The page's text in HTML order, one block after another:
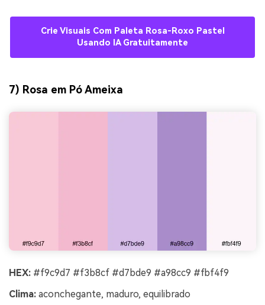
Crie Visuais Com Paleta Rosa-Roxo Pastel
Usando IA Gratuitamente
7) Rosa em Pó Ameixa
HEX: #f9c9d7 #f3b8cf #d7bde9 #a98cc9 #fbf4f9
Clima: aconchegante, maduro, equilibrado